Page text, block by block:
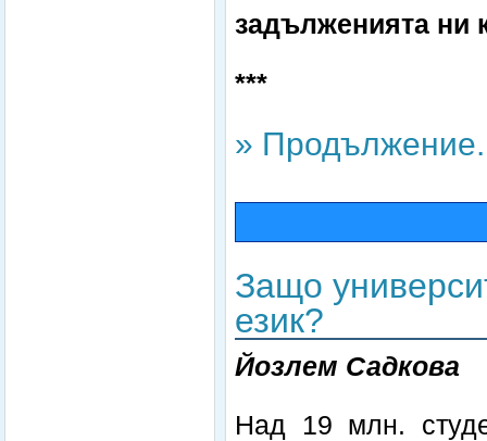
задълженията ни
***
»
Защо
език?
Йозлем Садкова
Над 19 млн.